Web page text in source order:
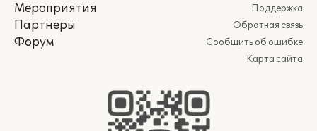
Мероприятия
Партнеры
Форум
Поддержка
Обратная связь
Сообщить об ошибке
Карта сайта